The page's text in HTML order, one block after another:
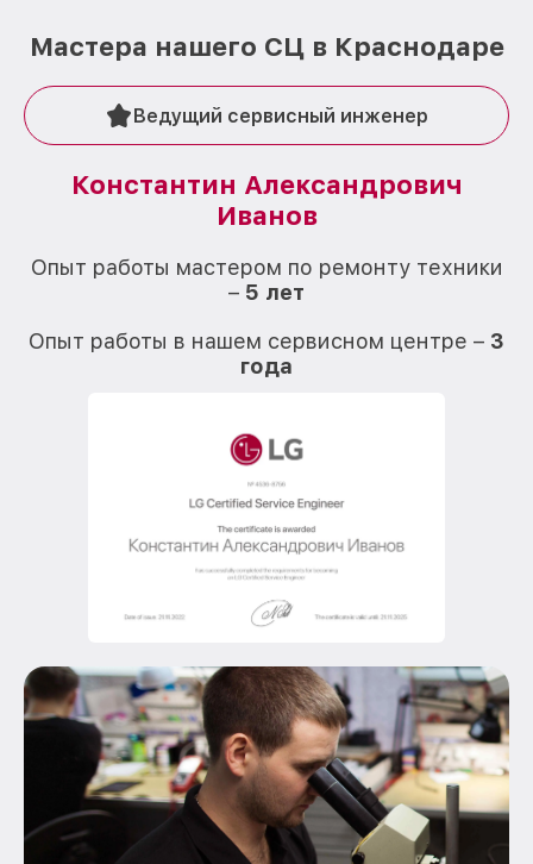
Мастера нашего СЦ в Краснодаре
Ведущий сервисный инженер
Константин Александрович
Иванов
Опыт работы мастером по ремонту техники
– 5 лет
Опыт работы в нашем сервисном центре – 3
года